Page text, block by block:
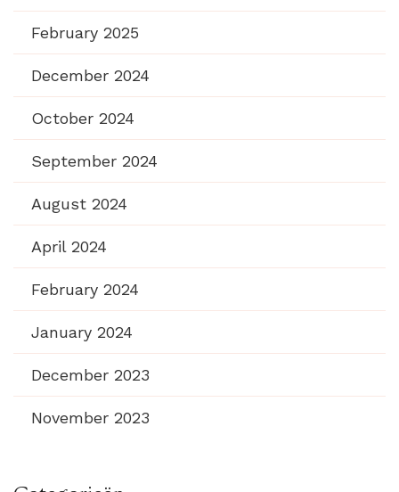
February 2025
December 2024
October 2024
September 2024
August 2024
April 2024
February 2024
January 2024
December 2023
November 2023